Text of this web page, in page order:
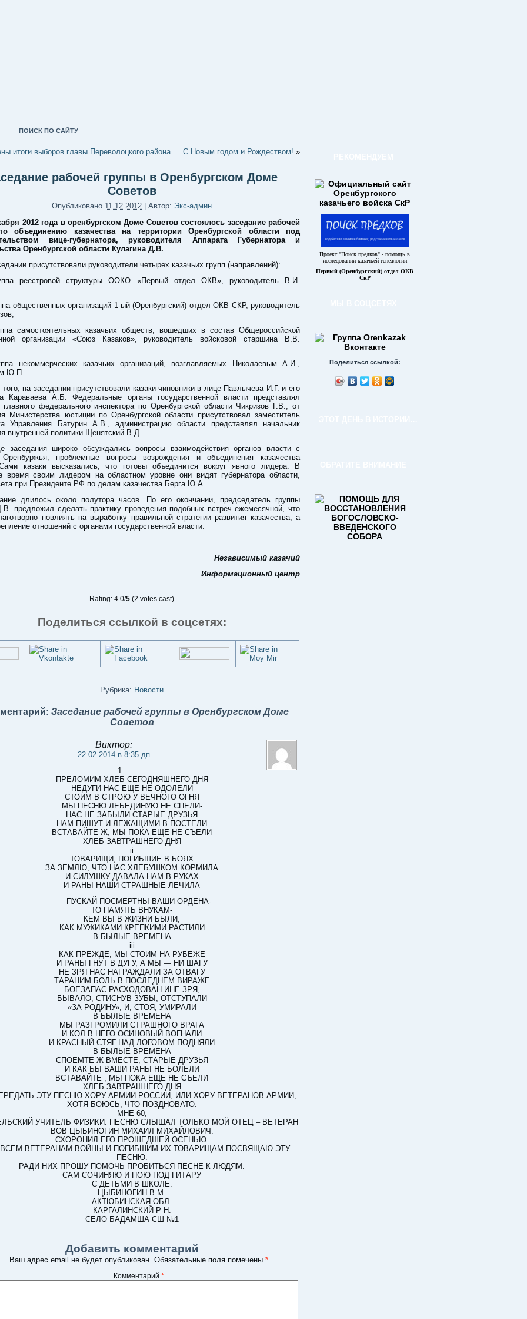
ПОИСК ПО САЙТУ
итоги выборов главы Переволоцкого района С Новым годом и Рождеством! »
рабочей группы в Оренбургском Доме
Советов
Опубликовано 11.12.2012 Автор: Экс-админ
2012 года в оренбургском Доме Советов состоялось заседание рабочей
объединению казачества на территории Оренбургской области под
вице-губернатора, руководителя Аппарата Губернатора и
Оренбургской области Кулагина Д.В.
присутствовали руководители четырех казачьих групп (направлений):
реестровой структуры ООКО «Первый отдел ОКВ», руководитель В.И.
общественных организаций 1-ый (Оренбургский) отдел ОКВ СКР, руководитель
самостоятельных казачьих обществ, вошедших в состав Общероссийской
организации «Союз Казаков», руководитель войсковой старшина В.В.
некоммерческих казачьих организаций, возглавляемых Николаевым А.И.,
Ю.П.
того, на заседании присутствовали казаки-чиновники в лице Павлычева И.Г. и его
Караваева А.Б. Федеральные органы государственной власти представлял
федерального инспектора по Оренбургской области Чикризов Г.В., от
Министерства юстиции по Оренбургской области присутствовал заместитель
Управления Батурин А.В., администрацию области представлял начальник
внутренней политики Щенятский В.Д.
заседания широко обсуждались вопросы взаимодействия органов власти с
Оренбуржья, проблемные вопросы возрождения и объединения казачества
казаки высказались, что готовы объединится вокруг явного лидера. В
время своим лидером на областном уровне они видят губернатора области,
при Президенте РФ по делам казачества Берга Ю.А.
длилось около полутора часов. По его окончании, председатель группы
предложил сделать практику проведения подобных встреч ежемесячной, что
повлиять на выработку правильной стратегии развития казачества, а
отношений с органами государственной власти.
Независимый казачий
Информационный центр
Rating: 4.0/5 (2 votes cast)
Поделиться ссылкой в соцсетях:
Рубрика: Новости
Заседание рабочей группы в Оренбургском Доме
Советов
Виктор:
22.02.2014 в 8:35 дп
1.
ПРЕЛОМИМ ХЛЕБ СЕГОДНЯШНЕГО ДНЯ
НЕДУГИ НАС ЕЩЕ НЕ ОДОЛЕЛИ
СТОИМ В СТРОЮ У ВЕЧНОГО ОГНЯ
МЫ ПЕСНЮ ЛЕБЕДИНУЮ НЕ СПЕЛИ-
НАС НЕ ЗАБЫЛИ СТАРЫЕ ДРУЗЬЯ
НАМ ПИШУТ И ЛЕЖАЩИМИ В ПОСТЕЛИ
ВСТАВАЙТЕ Ж, МЫ ПОКА ЕЩЕ НЕ СЪЕЛИ
ХЛЕБ ЗАВТРАШНЕГО ДНЯ
ii
ТОВАРИЩИ, ПОГИБШИЕ В БОЯХ
ЗА ЗЕМЛЮ, ЧТО НАС ХЛЕБУШКОМ КОРМИЛА
И СИЛУШКУ ДАВАЛА НАМ В РУКАХ
И РАНЫ НАШИ СТРАШНЫЕ ЛЕЧИЛА
ПУСКАЙ ПОСМЕРТНЫ ВАШИ ОРДЕНА-
ТО ПАМЯТЬ ВНУКАМ-
КЕМ ВЫ В ЖИЗНИ БЫЛИ,
КАК МУЖИКАМИ КРЕПКИМИ РАСТИЛИ
В БЫЛЫЕ ВРЕМЕНА
iii
КАК ПРЕЖДЕ, МЫ СТОИМ НА РУБЕЖЕ
И РАНЫ ГНУТ В ДУГУ, А МЫ — НИ ШАГУ
НЕ ЗРЯ НАС НАГРАЖДАЛИ ЗА ОТВАГУ
ТАРАНИМ БОЛЬ В ПОСЛЕДНЕМ ВИРАЖЕ
БОЕЗАПАС РАСХОДОВАН ИНЕ ЗРЯ,
БЫВАЛО, СТИСНУВ ЗУБЫ, ОТСТУПАЛИ
«ЗА РОДИНУ», И, СТОЯ, УМИРАЛИ
В БЫЛЫЕ ВРЕМЕНА
МЫ РАЗГРОМИЛИ СТРАШНОГО ВРАГА
И КОЛ В НЕГО ОСИНОВЫЙ ВОГНАЛИ
И КРАСНЫЙ СТЯГ НАД ЛОГОВОМ ПОДНЯЛИ
В БЫЛЫЕ ВРЕМЕНА
СПОЕМТЕ Ж ВМЕСТЕ, СТАРЫЕ ДРУЗЬЯ
И КАК БЫ ВАШИ РАНЫ НЕ БОЛЕЛИ
ВСТАВАЙТЕ , МЫ ПОКА ЕЩЕ НЕ СЪЕЛИ
ХЛЕБ ЗАВТРАШНЕГО ДНЯ
ЭТУ ПЕСНЮ ХОРУ АРМИИ РОССИИ, ИЛИ ХОРУ ВЕТЕРАНОВ АРМИИ,
ХОТЯ БОЮСЬ, ЧТО ПОЗДНОВАТО.
МНЕ 60,
УЧИТЕЛЬ ФИЗИКИ. ПЕСНЮ СЛЫШАЛ ТОЛЬКО МОЙ ОТЕЦ – ВЕТЕРАН
ВОВ ЦЫБИНОГИН МИХАИЛ МИХАЙЛОВИЧ.
СХОРОНИЛ ЕГО ПРОШЕДШЕЙ ОСЕНЬЮ.
ВСЕМ ВЕТЕРАНАМ ВОЙНЫ И ПОГИБШИМ ИХ ТОВАРИЩАМ ПОСВЯЩАЮ ЭТУ
ПЕСНЮ.
РАДИ НИХ ПРОШУ ПОМОЧЬ ПРОБИТЬСЯ ПЕСНЕ К ЛЮДЯМ.
САМ СОЧИНЯЮ И ПОЮ ПОД ГИТАРУ
С ДЕТЬМИ В ШКОЛЕ.
ЦЫБИНОГИН В.М.
АКТЮБИНСКАЯ ОБЛ.
КАРГАЛИНСКИЙ Р-Н.
СЕЛО БАДАМША СШ №1
Добавить комментарий
Ваш адрес email не будет опубликован. Обязательные поля помечены *
Комментарий *
Проект "Поиск предков" - помощь в
исследовании казачьей генеалогии
Первый (Оренбургский) отдел ОКВ
СкР
Поделиться ссылкой: